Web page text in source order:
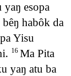
esopa
habôk da
Yisu
16 Ma Pita
yaŋ atu ba